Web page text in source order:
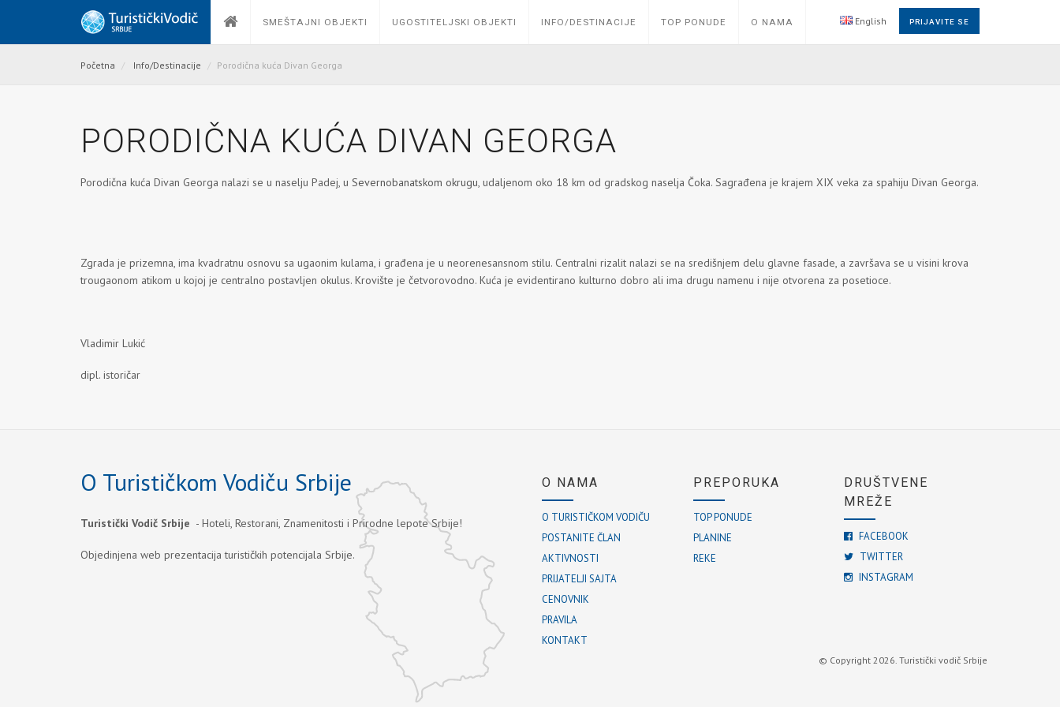
SMEŠTAJNI OBJEKTI UGOSTITELJSKI OBJEKTI INFO/DESTINACIJE TOP PONUDE O NAMA English PRIJAVITE SE
Početna Info/Destinacije Porodična kuća Divan Georga
PORODIČNA KUĆA DIVAN GEORGA
Porodična kuća Divan Georga nalazi se u naselju Padej, u Severnobanatskom okrugu, udaljenom oko 18 km od gradskog naselja Čoka. Sagrađena je krajem XIX veka za spahiju Divan Georga.
Zgrada je prizemna, ima kvadratnu osnovu sa ugaonim kulama, i građena je u neorenesansnom stilu. Centralni rizalit nalazi se na središnjem delu glavne fasade, a završava se u visini krova
trougaonom atikom u kojoj je centralno postavljen okulus. Krovište je četvorovodno. Kuća je evidentirano kulturno dobro ali ima drugu namenu i nije otvorena za posetioce.
Vladimir Lukić
dipl. istoričar
O Turističkom Vodiču Srbije
Turistički Vodič Srbije - Hoteli, Restorani, Znamenitosti i Prirodne lepote Srbije!
Objedinjena web prezentacija turističkih potencijala Srbije.
O NAMA
O TURISTIČKOM VODIČU
POSTANITE ČLAN
AKTIVNOSTI
PRIJATELJI SAJTA
CENOVNIK
PRAVILA
KONTAKT
PREPORUKA
TOP PONUDE
PLANINE
REKE
DRUŠTVENE
MREŽE
FACEBOOK
TWITTER
INSTAGRAM
© Copyright 2026. Turistički vodič Srbije